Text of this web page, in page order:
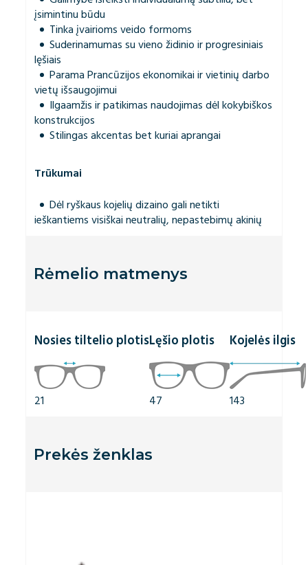
įsimintinu būdu
Tinka įvairioms veido formoms
Suderinamumas su vieno židinio ir progresiniais
lęšiais
Parama Prancūzijos ekonomikai ir vietinių darbo
vietų išsaugojimui
Ilgaamžis ir patikimas naudojimas dėl kokybiškos
konstrukcijos
Stilingas akcentas bet kuriai aprangai
Trūkumai
Dėl ryškaus kojelių dizaino gali netikti
ieškantiems visiškai neutralių, nepastebimų akinių
Rėmelio matmenys
Nosies tiltelio plotis
21
Lęšio plotis
47
Kojelės ilgis
143
Prekės ženklas